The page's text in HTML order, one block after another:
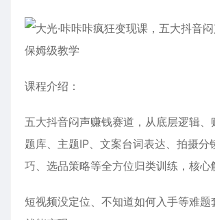
课程介绍：
五大抖音闷声赚钱赛道，从底层逻辑、
题库、主题IP、文案台词表达、拍摄分
巧、选品策略等全方位归类训练，核心
短视频没定位、不知道如何入手等难题